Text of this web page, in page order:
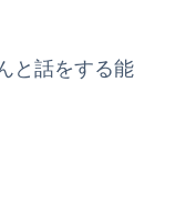
と話をする能